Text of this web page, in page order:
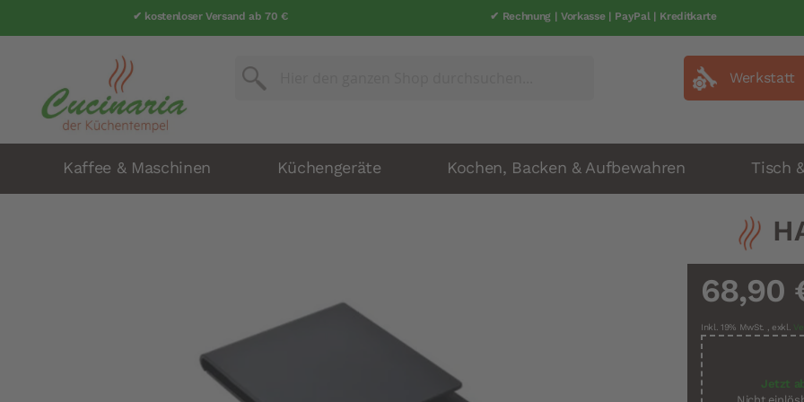
✔ kostenloser Versand ab 70 € ✔ Rechnung | Vorkasse | PayPal | Kreditkarte
Suche
Werkstatt
Kaffee & Maschinen Küchengeräte Kochen, Backen & Aufbewahren Tisch
68,90
Inkl. 19% MwSt. , exkl.
Jetzt